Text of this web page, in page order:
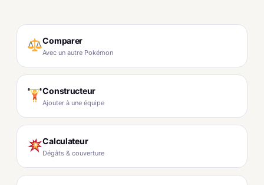
Comparer
Avec un autre Pokémon
Constructeur
Ajouter à une équipe
Calculateur
Dégâts & couverture